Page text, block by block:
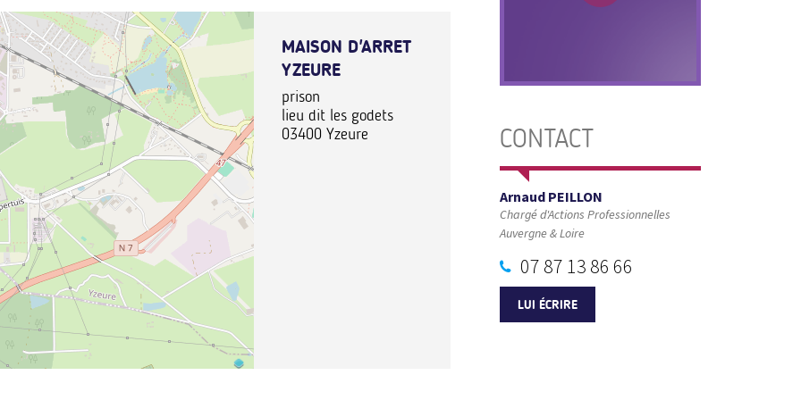
MAISON D'ARRET
YZEURE
prison
lieu dit les godets
03400 Yzeure CONTACT
Arnaud PEILLON
Chargé d'Actions Professionnelles
Auvergne & Loire
07 87 13 86 66
LUI ÉCRIRE